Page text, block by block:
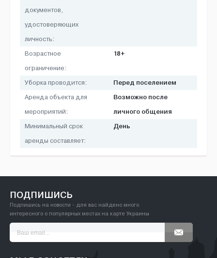
документов,
удостоверяющих
личность:
Возрастное
ограничение:
18+
Уборка проводится: Перед поселением
Аренда объекта для
мероприятий:
Возможно после
личного общения
Минимальный срок
аренды составляет:
День
ПОДПИШИСЬ
Подпишись на новости - для вас найдено много
интересного о популярных местах на карте Украины